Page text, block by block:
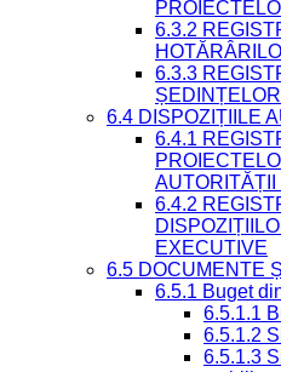
6.3.2
6.3.3
6.4 DISPOZIȚIILE
6.4.1
6.4.2
EXECUTIVE
6.5 DOCUMENTE
6.5.1 Buget
6.5.1.1
6.5.1.2
6.5.1.3